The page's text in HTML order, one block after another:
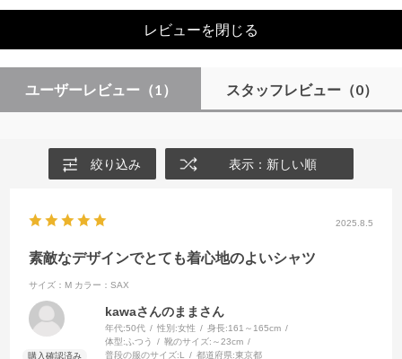
レビューを閉じる
ユーザーレビュー （1） スタッフレビュー（0）
絞り込み 表示：新しい順
2025.8.5
素敵なデザインでとても着心地のよいシャツ
サイズ：M カラー：SAX
kawaさんのままさん
年代:50代 性別:女性 身長:161～165cm
体型: ふつう 靴のサイズ: ～23cm
普段の服のサイズ:L 都道府県:東京都